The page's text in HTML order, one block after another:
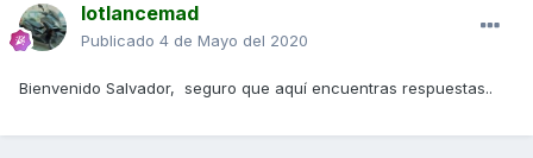
lotlancemad
Publicado 4 de Mayo del 2020
Bienvenido Salvador, seguro que aquí encuentras respuestas..